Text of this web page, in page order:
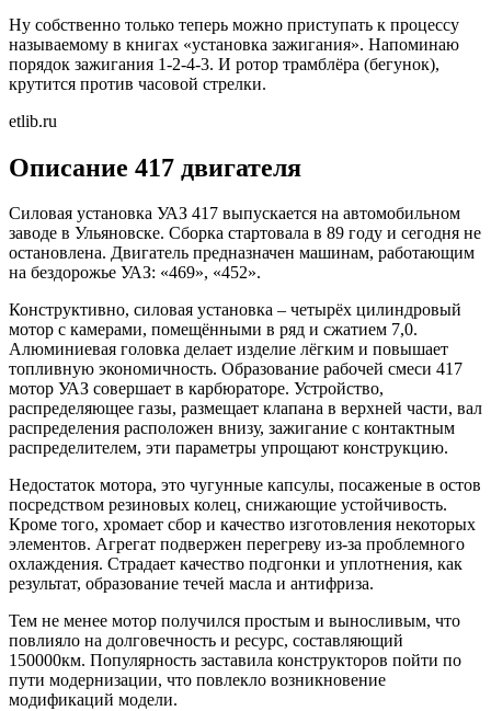
Ну собственно только теперь можно приступать к процессу
называемому в книгах «установка зажигания». Напоминаю
порядок зажигания 1-2-4-3. И ротор трамблёра (бегунок),
крутится против часовой стрелки.
etlib.ru
Описание 417 двигателя
Силовая установка УАЗ 417 выпускается на автомобильном
заводе в Ульяновске. Сборка стартовала в 89 году и сегодня не
остановлена. Двигатель предназначен машинам, работающим
на бездорожье УАЗ: «469», «452».
Конструктивно, силовая установка – четырёх цилиндровый
мотор с камерами, помещёнными в ряд и сжатием 7,0.
Алюминиевая головка делает изделие лёгким и повышает
топливную экономичность. Образование рабочей смеси 417
мотор УАЗ совершает в карбюраторе. Устройство,
распределяющее газы, размещает клапана в верхней части, вал
распределения расположен внизу, зажигание с контактным
распределителем, эти параметры упрощают конструкцию.
Недостаток мотора, это чугунные капсулы, посаженые в остов
посредством резиновых колец, снижающие устойчивость.
Кроме того, хромает сбор и качество изготовления некоторых
элементов. Агрегат подвержен перегреву из-за проблемного
охлаждения. Страдает качество подгонки и уплотнения, как
результат, образование течей масла и антифриза.
Тем не менее мотор получился простым и выносливым, что
повлияло на долговечность и ресурс, составляющий
150000км. Популярность заставила конструкторов пойти по
пути модернизации, что повлекло возникновение
модификаций модели.